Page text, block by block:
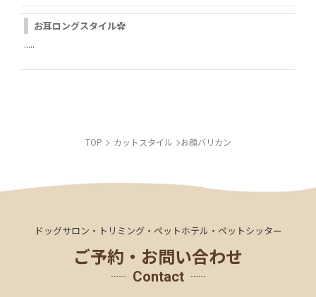
お耳ロングスタイル✿
.....
TOP カットスタイル お顔バリカン
ドッグサロン・トリミング・ペットホテル・ペットシッター
ご予約・お問い合わせ
Contact